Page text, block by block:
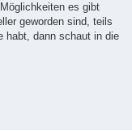
es gibt
geworden sind, teils
habt, dann schaut in die